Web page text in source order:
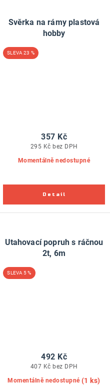
Svěrka na rámy plastová
hobby
23 %
Momentálně nedostupné
295 Kč bez DPH
357 Kč
Utahovací popruh s ráčnou
2t, 6m
5 %
Momentálně nedostupné (1 ks)
407 Kč bez DPH
492 Kč